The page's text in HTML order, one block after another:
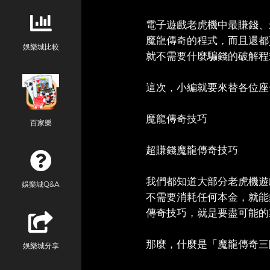
娛樂城比較
百家樂
娛樂城Q&A
娛樂城分享
電子遊戲老虎機中最賺錢
魔龍傳奇的程式，而且還
就不需要什麼騙錢的破解
這次，小編就要來替各位
魔龍傳奇技巧
超賺錢魔龍傳奇技巧
我們都知道大部分老虎機
不需要消耗任何本金，就
傳奇技巧，就是要盡可能
那麼，什麼是「魔龍傳奇